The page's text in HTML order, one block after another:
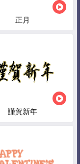
正月
謹賀新年